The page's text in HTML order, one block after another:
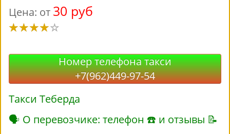
Цена: от 30 руб
Номер телефона такси
+7(962)449-97-54
Такси Теберда
🗣 О перевозчике: телефон ☎ и отзывы 📝